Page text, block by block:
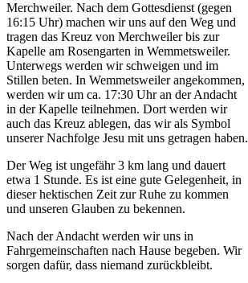
Merchweiler. Nach dem Gottesdienst (gegen
16:15 Uhr) machen wir uns auf den Weg und
tragen das Kreuz von Merchweiler bis zur
Kapelle am Rosengarten in Wemmetsweiler.
Unterwegs werden wir schweigen und im
Stillen beten. In Wemmetsweiler angekommen,
werden wir um ca. 17:30 Uhr an der Andacht
in der Kapelle teilnehmen. Dort werden wir
auch das Kreuz ablegen, das wir als Symbol
unserer Nachfolge Jesu mit uns getragen haben.
Der Weg ist ungefähr 3 km lang und dauert
etwa 1 Stunde. Es ist eine gute Gelegenheit, in
dieser hektischen Zeit zur Ruhe zu kommen
und unseren Glauben zu bekennen.
Nach der Andacht werden wir uns in
Fahrgemeinschaften nach Hause begeben. Wir
sorgen dafür, dass niemand zurückbleibt.